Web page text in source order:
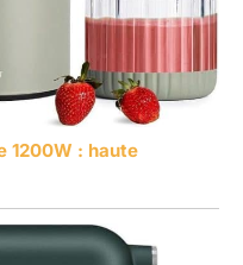
1200W : haute